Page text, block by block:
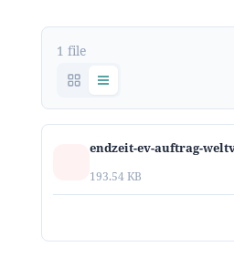
1 file
193.54 KB